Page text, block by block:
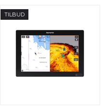
TILBUD